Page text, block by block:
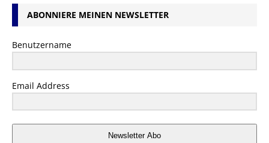
ABONNIERE MEINEN NEWSLETTER
Benutzername
Email Address
Newsletter Abo